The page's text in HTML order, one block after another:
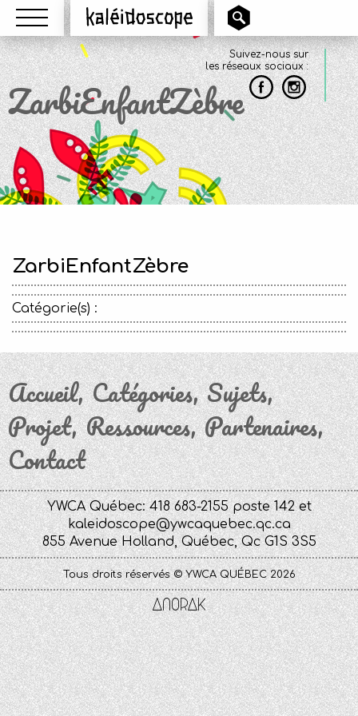
Menu Kaléidoscope
Suivez-nous sur
les réseaux sociaux :
ZarbiEnfantZèbre
ZarbiEnfantZèbre
Catégorie(s) :
Accueil Catégories Sujets
Projet Ressources Partenaires
Contact
YWCA Québec: 418 683-2155 poste 142 et
kaleidoscope@ywcaquebec.qc.ca
855 Avenue Holland, Québec, Qc G1S 3S5
Tous droits réservés © YWCA QUÉBEC 2026
Anorak
Studio